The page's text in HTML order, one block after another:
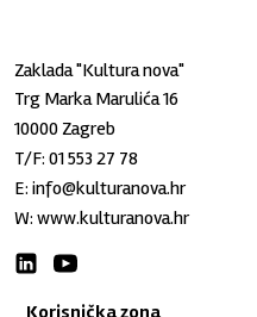
Zaklada "Kultura nova"
Trg Marka Marulića 16
10000 Zagreb
T/F:01 553 27 78
E:info@kulturanova.hr
W:www.kulturanova.hr
Korisnička zona